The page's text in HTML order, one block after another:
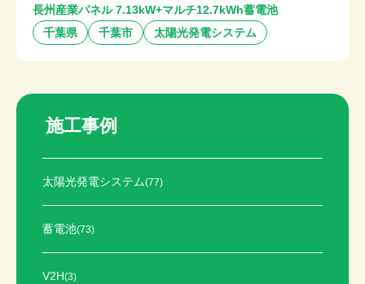
長州産業パネル 7.13kW+マルチ12.7kWh蓄電池
千葉県
千葉市 太陽光発電システム
施工事例
太陽光発電システム(77)
蓄電池(73)
V2H(3)